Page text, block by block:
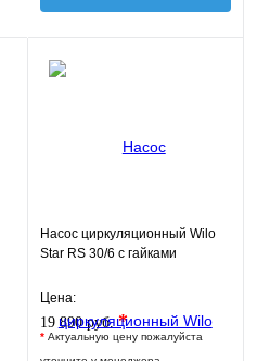
Насос циркуляционный Wilo
Star RS 30/6 с гайками
Цена:
19 890 руб.*
* Актуальную цену пожалуйста